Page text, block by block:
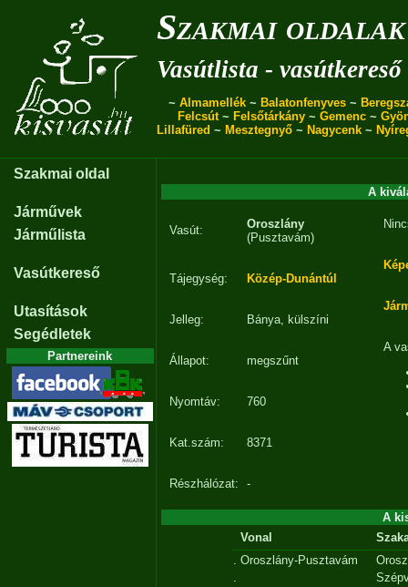
Szakmai oldalak
Vasútlista - vasútkereső
~ Almamellék ~ Balatonfenyves ~
Felcsút~ Felsőtárkány ~ Gemenc ~
Lillafüred ~ Mesztegnyő ~ Nagycenk ~
Szakmai oldal
Járművek
Járműlista
Vasútkereső
Utasítások
Segédletek
Partnereink
A
Vasút:
Oroszlány
(Pusztavám)
Tájegység: Közép-Dunántúl
Jelleg: Bánya, külszíni
Állapot: megszűnt
Nyomtáv: 760
Kat.szám: 8371
Részhálózat: -
A
A
Vonal
. Oroszlány-Pusztavám
.